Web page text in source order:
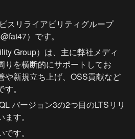
スリライアビリティグループ
）です。
Group）は、主に弊社メディ
りを横断的にサポートしてお
や新規立ち上げ、OSS貢献など
。
バージョン3の2つ目のLTSリリ
す。
す。